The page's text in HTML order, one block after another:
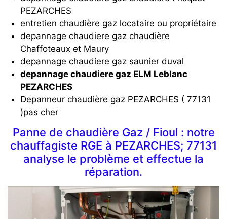
PEZARCHES
entretien chaudière gaz locataire ou propriétaire
depannage chaudiere gaz chaudière
Chaffoteaux et Maury
depannage chaudiere gaz saunier duval
depannage chaudiere gaz ELM Leblanc
PEZARCHES
Depanneur chaudière gaz PEZARCHES ( 77131
)pas cher
Panne de chaudière Gaz / Fioul : notre
chauffagiste RGE à PEZARCHES; 77131
analyse le problème et effectue la
réparation.